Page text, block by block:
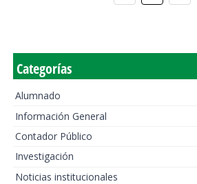
Categorías
Alumnado
Información General
Contador Público
Investigación
Noticias institucionales